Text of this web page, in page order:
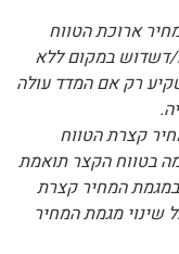
ארוכת הטווח
דשדוש במקום ללא
רק אם המדד עולה
קצרת הטווח
בטווח הקצר תואמת
במגמת המחיר קצרת
שינוי מגמת המחיר